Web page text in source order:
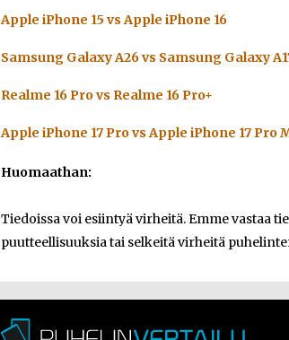
Apple iPhone 15 vs Apple iPhone 16
Samsung Galaxy A26 vs Samsung Galaxy
Realme 16 Pro vs Realme 16 Pro+
Apple iPhone 17 Pro vs Apple iPhone 17 Pro
Huomaathan:
Tiedoissa voi esiintyä virheitä. Emme vastaa
puutteellisuuksia tai selkeitä virheitä